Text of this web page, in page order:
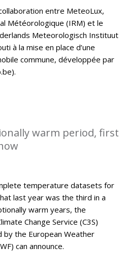
entre MeteoLux,
Météorologique (IRM) et le
Meteorologisch Instituut
à la mise en place d’une
commune, développée par
warm period, first
temperature datasets for
last year was the third in a
warm years, the
Change Service (C3S)
by the European Weather
can announce.